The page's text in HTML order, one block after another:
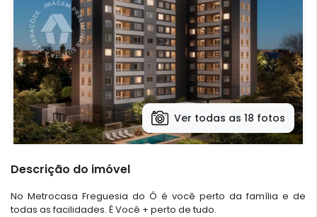
Ver todas as 18 fotos
Descrição do imóvel
No Metrocasa Freguesia do Ó é você perto da família e de
todas as facilidades. É Você + perto de tudo.